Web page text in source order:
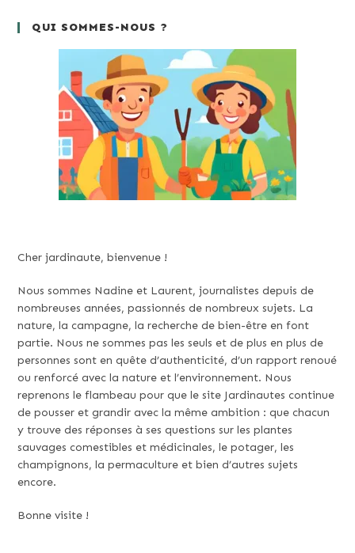
QUI SOMMES-NOUS ?
Cher jardinaute, bienvenue !
Nous sommes Nadine et Laurent, journalistes depuis de
nombreuses années, passionnés de nombreux sujets. La
nature, la campagne, la recherche de bien-être en font
partie. Nous ne sommes pas les seuls et de plus en plus de
personnes sont en quête d’authenticité, d’un rapport renoué
ou renforcé avec la nature et l’environnement. Nous
reprenons le flambeau pour que le site Jardinautes continue
de pousser et grandir avec la même ambition : que chacun
y trouve des réponses à ses questions sur les plantes
sauvages comestibles et médicinales, le potager, les
champignons, la permaculture et bien d’autres sujets
encore.
Bonne visite !